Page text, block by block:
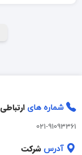
شماره های ارتباطی
021-91093361
آدرس شرکت